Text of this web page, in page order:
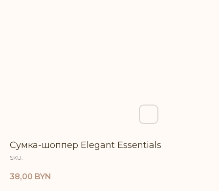
Сумка-шоппер Elegant Essentials
SKU:
38,00 BYN